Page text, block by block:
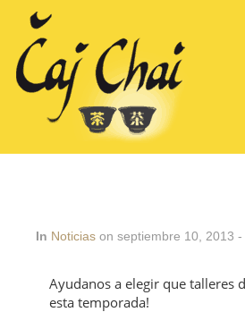
In Noticias on septiembre 10, 2013 -
Ayudanos a elegir que talleres
esta temporada!